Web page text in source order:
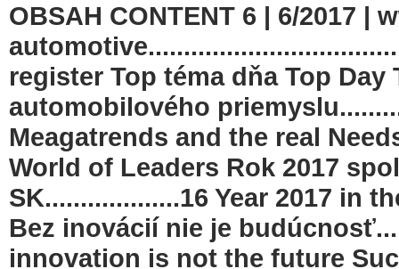
OBSAH CONTENT 6 | 6/2017 |
register Top téma dňa Top
automobilového
Meagatrends and the real
World of Leaders Rok 2017
SK...................16 Year 2017 in
Bez inovácií nie je
innovation is not the future